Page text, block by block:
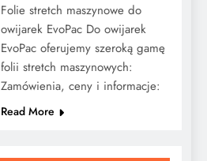
Folie stretch maszynowe do
owijarek EvoPac Do owijarek
EvoPac oferujemy szeroką gamę
folii stretch maszynowych:
Zamówienia, ceny i informacje:
Read More